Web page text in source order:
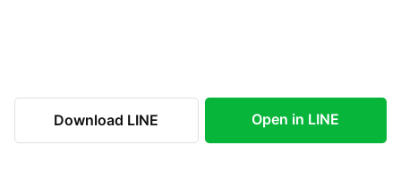
Download LINE Open in LINE